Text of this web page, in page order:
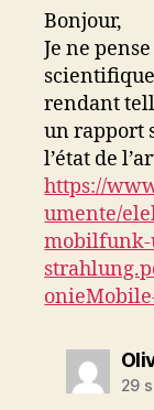
Bonjour,
Je ne
rendant
un rapport
l’état de
https://
umente/
29